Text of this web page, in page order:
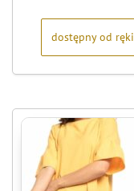
dostępny od ręki